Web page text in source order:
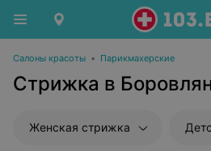
Салоны красоты • Парикмахерские
Стрижка в
Женская стрижка